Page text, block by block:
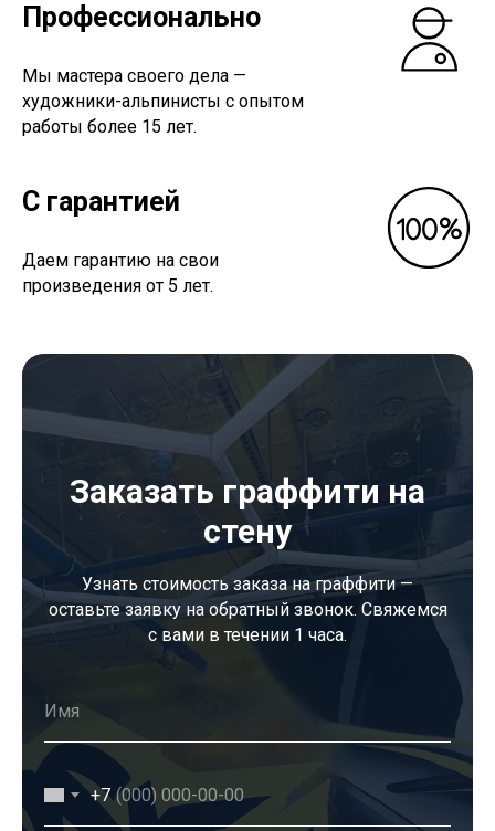
Профессионально
Мы мастера своего дела —
художники-альпинисты с опытом
работы более 15 лет.
С гарантией
Даем гарантию на свои
произведения от 5 лет.
Заказать граффити на
стену
Узнать стоимость заказа на граффити —
оставьте заявку на обратный звонок. Свяжемся
с вами в течении 1 часа.
+7